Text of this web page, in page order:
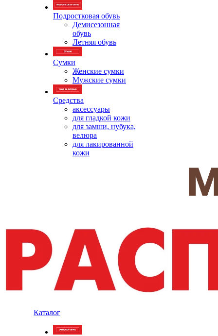
Подростковая обувь
Демисезонная
обувь
Летняя обувь
Сумки
Женские сумки
Мужские сумки
Средства
аксессуары
для гладкой кожи
для замши, нубука,
велюра
для лакированной
кожи
Каталог